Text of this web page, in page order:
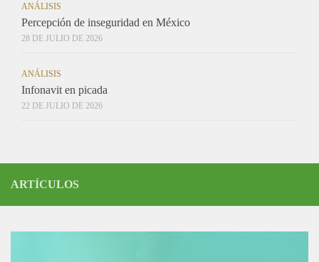
ANÁLISIS
Percepción de inseguridad en México
28 DE JULIO DE 2026
ANÁLISIS
Infonavit en picada
22 DE JULIO DE 2026
ARTÍCULOS